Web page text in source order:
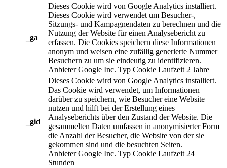
_ga
Dieses Cookie wird von Google Analytics installiert.
Dieses Cookie wird verwendet um Besucher-,
Sitzungs- und Kampagnendaten zu berechnen und die
Nutzung der Website für einen Analysebericht zu
erfassen. Die Cookies speichern diese Informationen
anonym und weisen eine zufällig generierte Nummer
Besuchern zu um sie eindeutig zu identifizieren.
Anbieter Google Inc. Typ Cookie Laufzeit 2 Jahre
_gid
Dieses Cookie wird von Google Analytics installiert.
Das Cookie wird verwendet, um Informationen
darüber zu speichern, wie Besucher eine Website
nutzen und hilft bei der Erstellung eines
Analyseberichts über den Zustand der Website. Die
gesammelten Daten umfassen in anonymisierter Form
die Anzahl der Besucher, die Website von der sie
gekommen sind und die besuchten Seiten.
Anbieter Google Inc. Typ Cookie Laufzeit 24
Stunden